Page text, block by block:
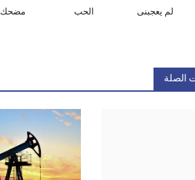
لم يعجبنى الحب مضحك
الصلة